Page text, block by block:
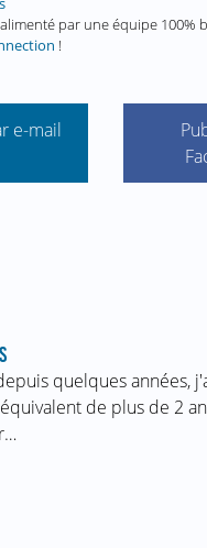
par une équipe 100%
!
e-mail
quelques années,
de plus de 2